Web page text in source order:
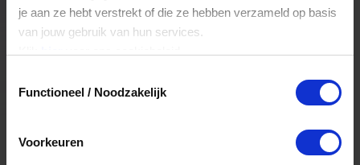
je aan ze hebt verstrekt of die ze hebben verzameld op basis
van jouw gebruik van hun services.
Functioneel / Noodzakelijk
Voorkeuren